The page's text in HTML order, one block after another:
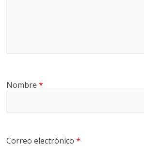
Nombre*
Correo electrónico*